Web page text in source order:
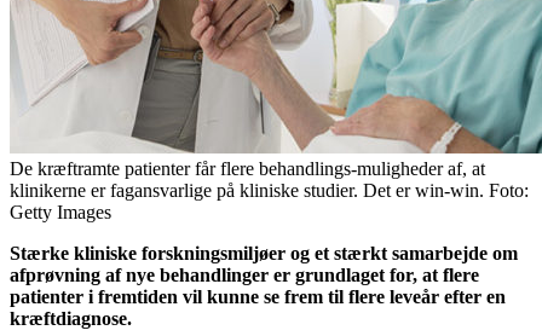
De kræftramte patienter får flere behandlings-muligheder af, at
klinikerne er fagansvarlige på kliniske studier. Det er win-win. Foto:
Getty Images
Stærke kliniske forskningsmiljøer og et stærkt samarbejde om
afprøvning af nye behandlinger er grundlaget for, at flere
patienter i fremtiden vil kunne se frem til flere leveår efter en
kræftdiagnose.